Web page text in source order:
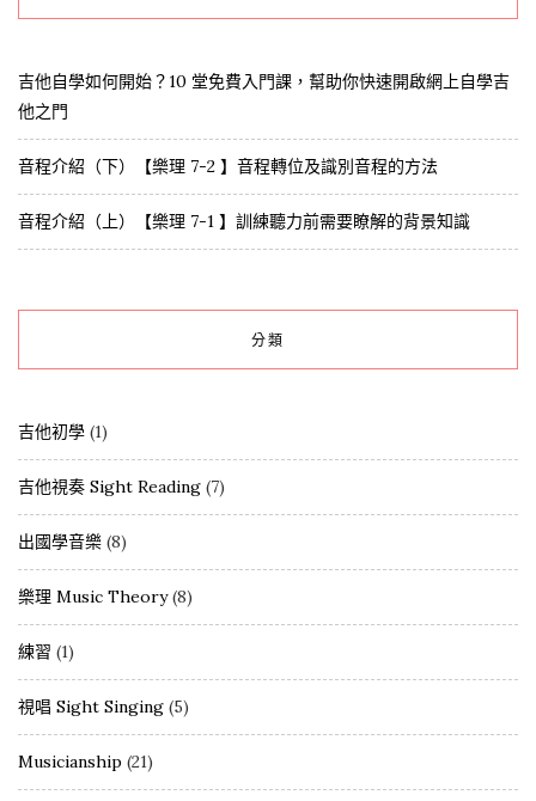
吉他自學如何開始？10 堂免費入門課，幫助你快速開啟網上自學吉
他之門
音程介紹（下）【樂理 7-2 】音程轉位及識別音程的方法
音程介紹（上）【樂理 7-1 】訓練聽力前需要瞭解的背景知識
分類
吉他初學 (1)
吉他視奏 Sight Reading (7)
出國學音樂 (8)
樂理 Music Theory(8)
練習 (1)
視唱 Sight Singing (5)
Musicianship (21)